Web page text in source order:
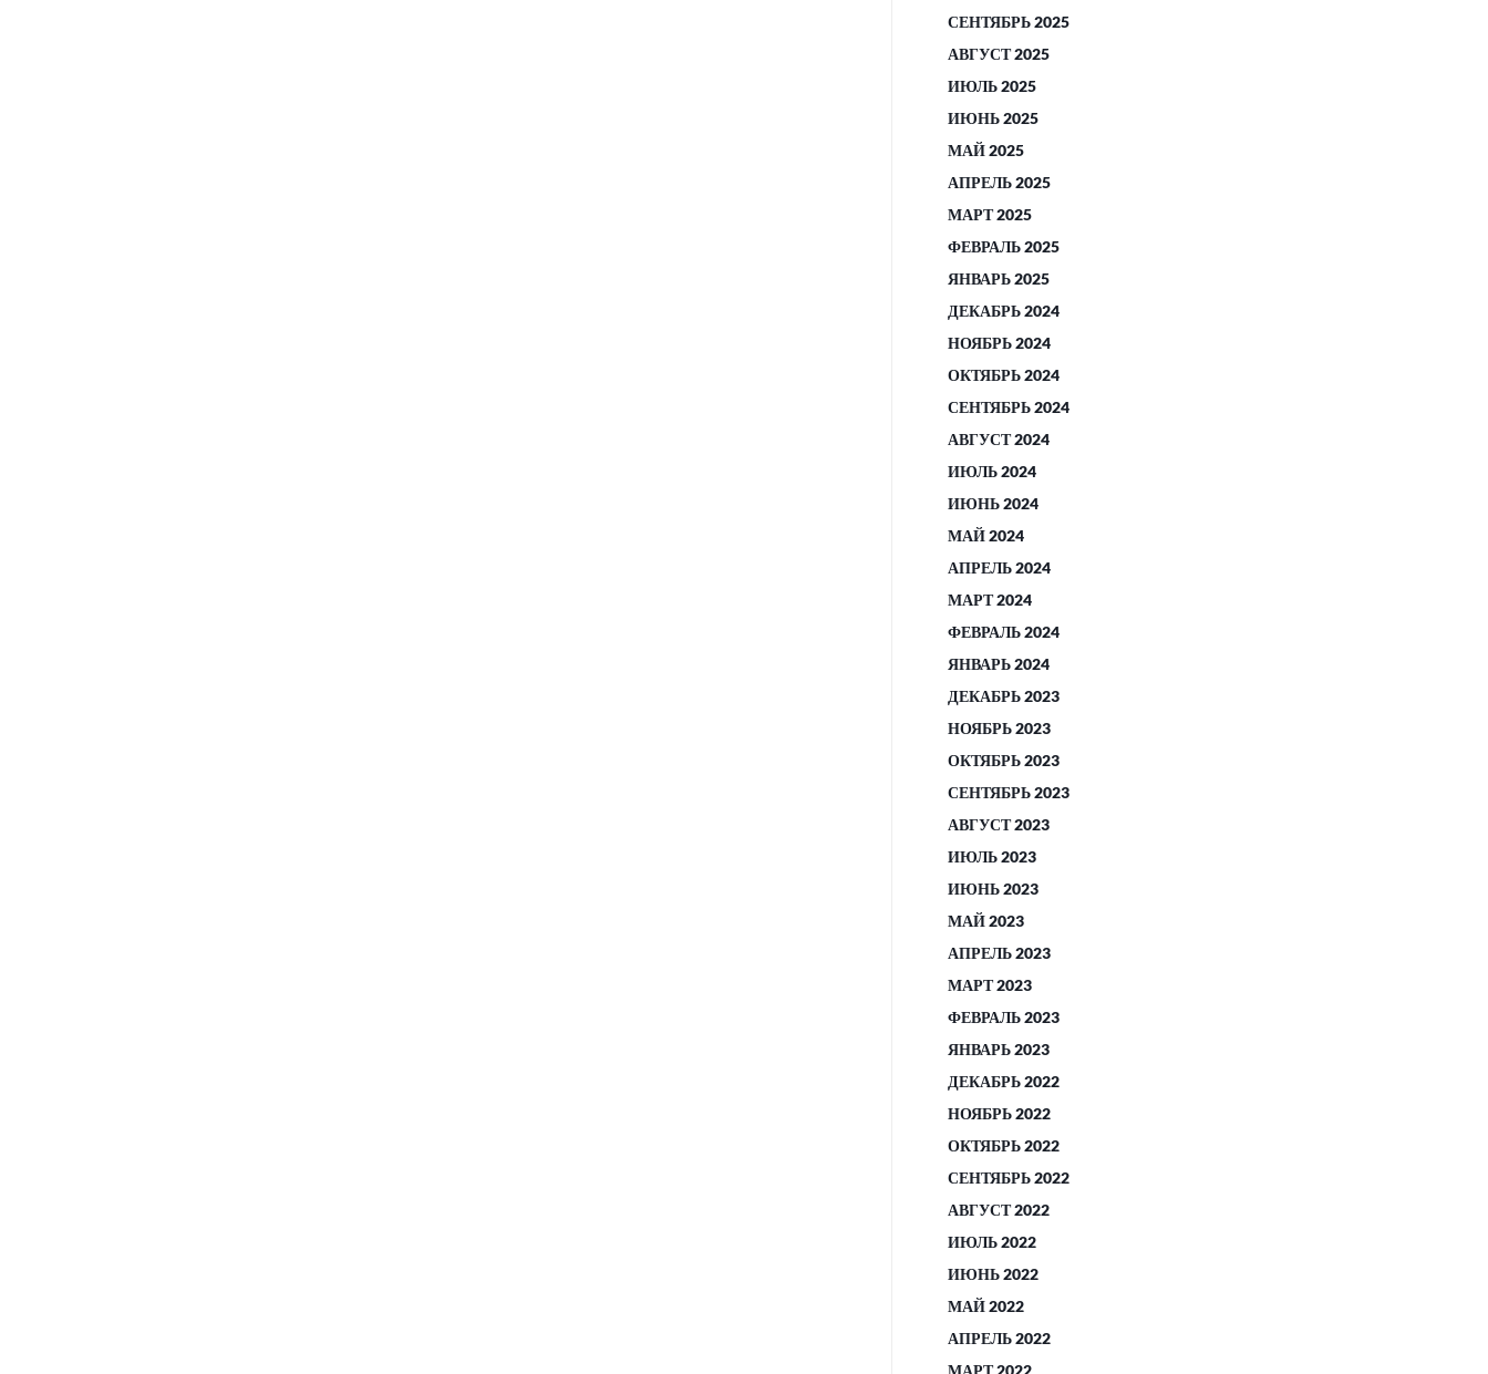
СЕНТЯБРЬ 2025
АВГУСТ 2025
ИЮЛЬ 2025
ИЮНЬ 2025
МАЙ 2025
АПРЕЛЬ 2025
МАРТ 2025
ФЕВРАЛЬ 2025
ЯНВАРЬ 2025
ДЕКАБРЬ 2024
НОЯБРЬ 2024
ОКТЯБРЬ 2024
СЕНТЯБРЬ 2024
АВГУСТ 2024
ИЮЛЬ 2024
ИЮНЬ 2024
МАЙ 2024
АПРЕЛЬ 2024
МАРТ 2024
ФЕВРАЛЬ 2024
ЯНВАРЬ 2024
ДЕКАБРЬ 2023
НОЯБРЬ 2023
ОКТЯБРЬ 2023
СЕНТЯБРЬ 2023
АВГУСТ 2023
ИЮЛЬ 2023
ИЮНЬ 2023
МАЙ 2023
АПРЕЛЬ 2023
МАРТ 2023
ФЕВРАЛЬ 2023
ЯНВАРЬ 2023
ДЕКАБРЬ 2022
НОЯБРЬ 2022
ОКТЯБРЬ 2022
СЕНТЯБРЬ 2022
АВГУСТ 2022
ИЮЛЬ 2022
ИЮНЬ 2022
МАЙ 2022
АПРЕЛЬ 2022
МАРТ 2022